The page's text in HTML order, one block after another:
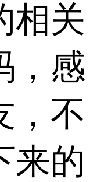
相关
，感
，不
来的